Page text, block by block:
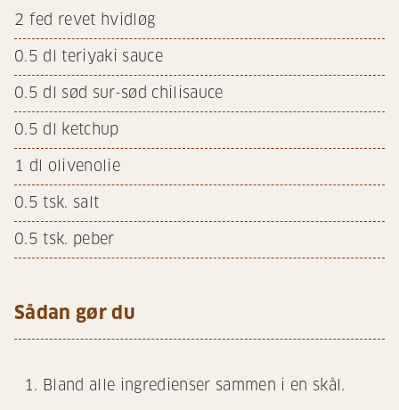
2 fed revet hvidløg
0.5 dl teriyaki sauce
0.5 dl sød sur-sød chilisauce
0.5 dl ketchup
1 dl olivenolie
0.5 tsk. salt
0.5 tsk. peber
Sådan gør du
Bland alle ingredienser sammen i en skål.